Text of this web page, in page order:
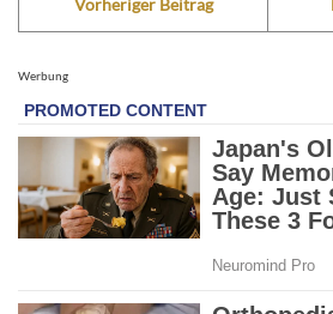
Vorheriger Beitrag
Werbung